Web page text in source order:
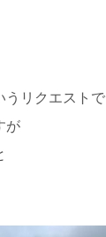
うリクエストで
が